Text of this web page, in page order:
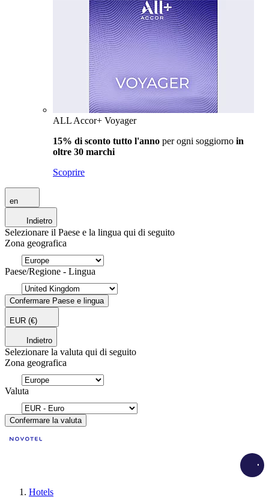
ALL Accor+ Voyager
15% di sconto tutto l'anno per ogni soggiorno in
oltre 30 marchi
Scoprire
en
Indietro
Selezionare il Paese e la lingua qui di seguito
Zona geografica
Paese/Regione - Lingua
Confermare Paese e lingua
EUR (€)
Indietro
Selezionare la valuta qui di seguito
Zona geografica
Valuta
Confermare la valuta
Hotels